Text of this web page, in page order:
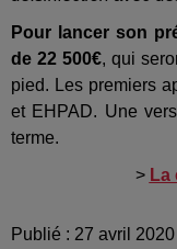
Pour lancer son
de 22 500€, qui
pied. Les premiers
et EHPAD. Une
terme.
> La
Publié : 27 avril